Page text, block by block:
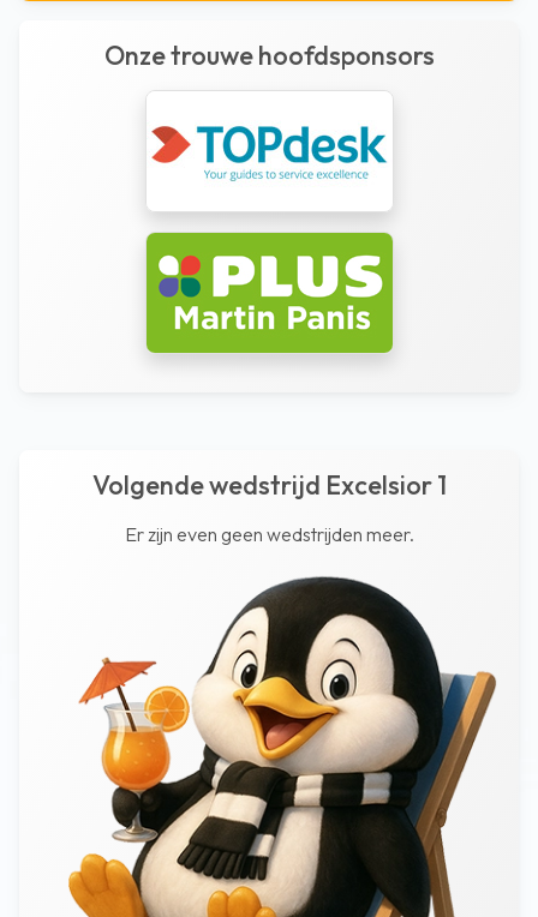
Onze trouwe hoofdsponsors
Volgende wedstrijd Excelsior 1
Er zijn even geen wedstrijden meer.